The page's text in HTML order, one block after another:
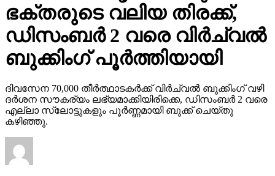
ഭക്തരുടെ വലിയ തിരക്ക്,
ഡിസംബര്‍ 2 വരെ വിര്‍ച്വല്‍
ബുക്കിംഗ് പൂര്‍ത്തിയായി
ദിവസേന 70,000 തീര്‍ത്ഥാടകര്‍ക്ക് വിര്‍ച്വല്‍ ബുക്കിംഗ് വഴി
ദര്‍ശന സൗകര്യം ലഭ്യമാക്കിയിരിക്കെ, ഡിസംബര്‍ 2 വരെ
എല്ലാ സ്ലോട്ടുകളും പൂര്‍ണ്ണമായി ബുക്ക് ചെയ്തു
കഴിഞ്ഞു.